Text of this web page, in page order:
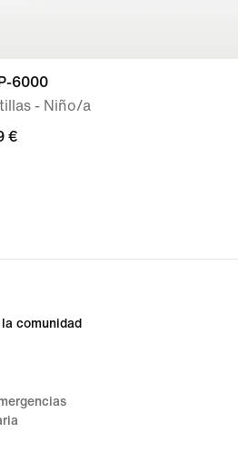
6000
- Niño/a
€
€
comunidad